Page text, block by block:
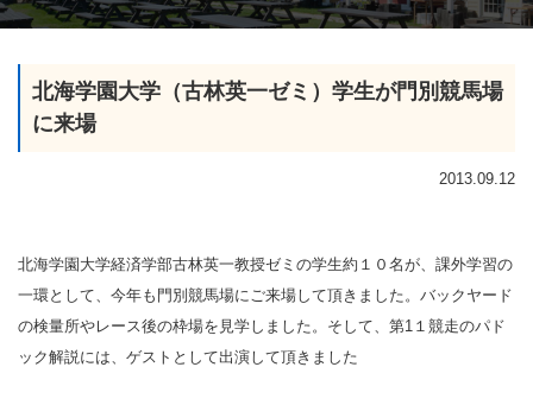
北海学園大学（古林英一ゼミ）学生が門別競馬場
に来場
2013.09.12
北海学園大学経済学部古林英一教授ゼミの学生約１０名が、課外学習の
一環として、今年も門別競馬場にご来場して頂きました。バックヤード
の検量所やレース後の枠場を見学しました。そして、第1１競走のパド
ック解説には、ゲストとして出演して頂きました